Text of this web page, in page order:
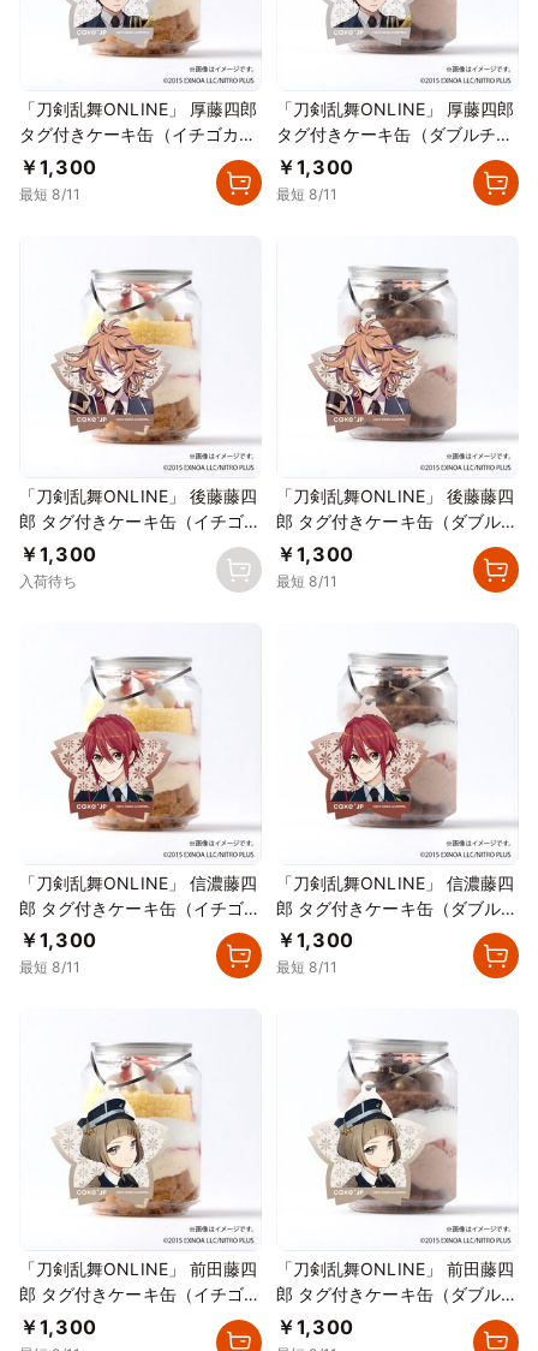
「刀剣乱舞ONLINE」 厚藤四郎
タグ付きケーキ缶（イチゴカス
タード）
￥1,300
最短 8/11
「刀剣乱舞ONLINE」 厚藤四郎
タグ付きケーキ缶（ダブルチョ
コレート）
￥1,300
最短 8/11
「刀剣乱舞ONLINE」 後藤藤四
郎 タグ付きケーキ缶（イチゴカ
スタード）
￥1,300
入荷待ち
「刀剣乱舞ONLINE」 後藤藤四
郎 タグ付きケーキ缶（ダブルチ
ョコレート）
￥1,300
最短 8/11
「刀剣乱舞ONLINE」 信濃藤四
郎 タグ付きケーキ缶（イチゴカ
スタード）
￥1,300
最短 8/11
「刀剣乱舞ONLINE」 信濃藤四
郎 タグ付きケーキ缶（ダブルチ
ョコレート）
￥1,300
最短 8/11
「刀剣乱舞ONLINE」 前田藤四
郎 タグ付きケーキ缶（イチゴカ
スタード）
￥1,300
「刀剣乱舞ONLINE」 前田藤四
郎 タグ付きケーキ缶（ダブルチ
ョコレート）
￥1,300